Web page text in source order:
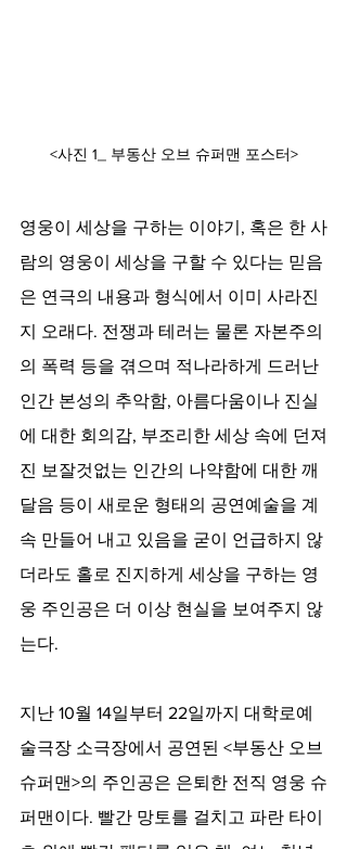
<사진 1_ 부동산 오브 슈퍼맨 포스터>
영웅이 세상을 구하는 이야기, 혹은 한 사
람의 영웅이 세상을 구할 수 있다는 믿음
은 연극의 내용과 형식에서 이미 사라진
지 오래다. 전쟁과 테러는 물론 자본주의
의 폭력 등을 겪으며 적나라하게 드러난
인간 본성의 추악함, 아름다움이나 진실
에 대한 회의감, 부조리한 세상 속에 던져
진 보잘것없는 인간의 나약함에 대한 깨
달음 등이 새로운 형태의 공연예술을 계
속 만들어 내고 있음을 굳이 언급하지 않
더라도 홀로 진지하게 세상을 구하는 영
웅 주인공은 더 이상 현실을 보여주지 않
는다.
지난 10월 14일부터 22일까지 대학로예
술극장 소극장에서 공연된 <부동산 오브
슈퍼맨>의 주인공은 은퇴한 전직 영웅 슈
퍼맨이다. 빨간 망토를 걸치고 파란 타이